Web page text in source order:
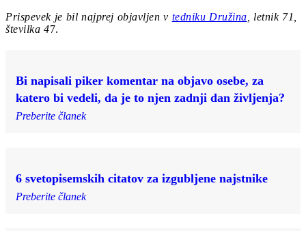
Prispevek je bil najprej objavljen v tedniku Družina , letnik 71,
številka 47.
Bi napisali piker komentar na objavo osebe, za
katero bi vedeli, da je to njen zadnji dan življenja?
Preberite članek
6 svetopisemskih citatov za izgubljene najstnike
Preberite članek